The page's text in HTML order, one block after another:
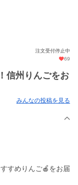
注文受付停止中
69
信州りんごをお
みんなの投稿を見る
すめりんご🍎をお届